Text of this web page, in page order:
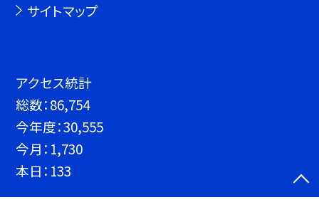
サイトマップ
アクセス統計
総数：86,754
今年度：30,555
今月： 1,730
本日： 133